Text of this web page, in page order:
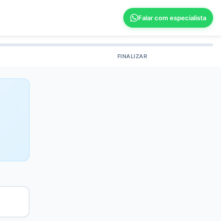
Falar com especialista
FINALIZAR